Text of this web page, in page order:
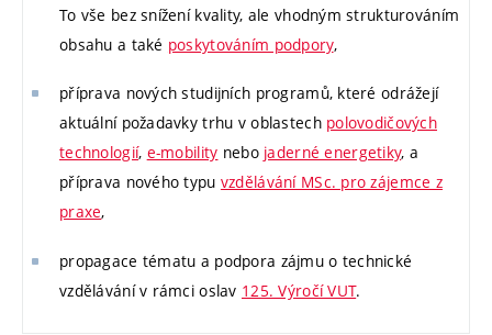
To vše bez snížení kvality, ale vhodným strukturováním
obsahu a také poskytováním podpory,
příprava nových studijních programů, které odrážejí
aktuální požadavky trhu v oblastech polovodičových
technologií, e-mobility nebo jaderné energetiky, a
příprava nového typu vzdělávání MSc. pro zájemce z
praxe,
propagace tématu a podpora zájmu o technické
vzdělávání v rámci oslav 125. Výročí VUT.